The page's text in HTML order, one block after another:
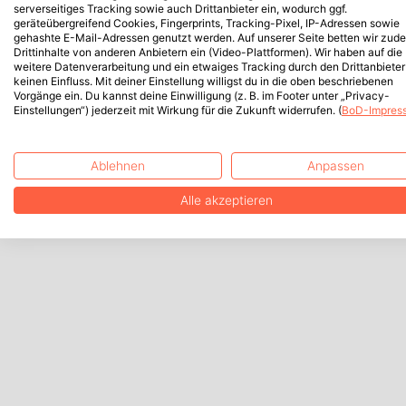
serverseitiges Tracking sowie auch Drittanbieter ein, wodurch ggf.
geräteübergreifend Cookies, Fingerprints, Tracking-Pixel, IP-Adressen sowie
gehashte E-Mail-Adressen genutzt werden. Auf unserer Seite betten wir
Drittinhalte von anderen Anbietern ein (Video-Plattformen). Wir haben auf die
weitere Datenverarbeitung und ein etwaiges Tracking durch den Drittanbieter
keinen Einfluss. Mit deiner Einstellung willigst du in die oben beschriebenen
Vorgänge ein. Du kannst deine Einwilligung (z. B. im Footer unter „Privacy-
Einstellungen“) jederzeit mit Wirkung für die Zukunft widerrufen. (BoD-
Ablehnen Anpassen
Alle akzeptieren